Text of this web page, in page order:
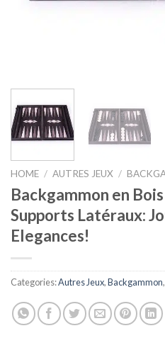
HOME / AUTRES JEUX /
Backgammon en
Supports Latéraux:
Elegances!
Categories:Autres Jeux,Backgammon,